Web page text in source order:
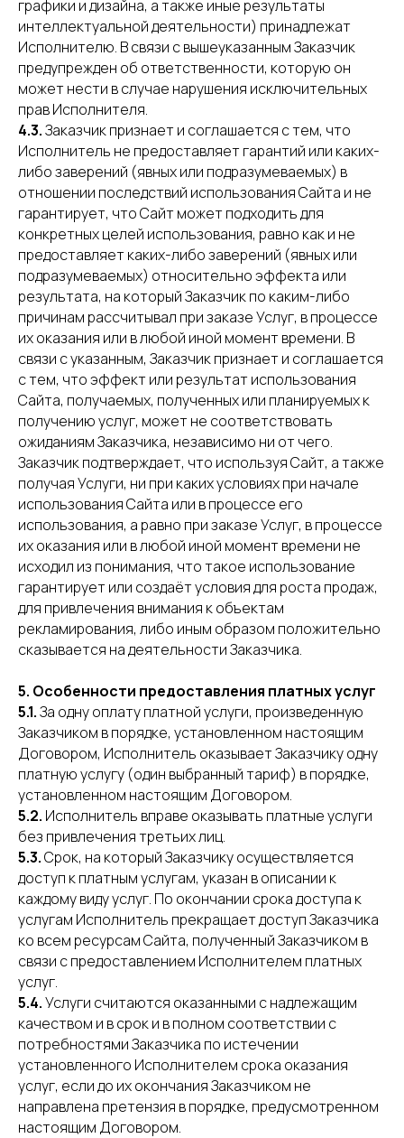
графики и дизайна, а также иные результаты
интеллектуальной деятельности) принадлежат
Исполнителю. В связи с вышеуказанным Заказчик
предупрежден об ответственности, которую он
может нести в случае нарушения исключительных
прав Исполнителя.
4.3.Заказчик признает и соглашается с тем, что
Исполнитель не предоставляет гарантий или каких-
либо заверений (явных или подразумеваемых) в
отношении последствий использования Сайта и не
гарантирует, что Сайт может подходить для
конкретных целей использования, равно как и не
предоставляет каких-либо заверений (явных или
подразумеваемых) относительно эффекта или
результата, на который Заказчик по каким-либо
причинам рассчитывал при заказе Услуг, в процессе
их оказания или в любой иной момент времени. В
связи с указанным, Заказчик признает и соглашается
с тем, что эффект или результат использования
Сайта, получаемых, полученных или планируемых к
получению услуг, может не соответствовать
ожиданиям Заказчика, независимо ни от чего.
Заказчик подтверждает, что используя Сайт, а также
получая Услуги, ни при каких условиях при начале
использования Сайта или в процессе его
использования, а равно при заказе Услуг, в процессе
их оказания или в любой иной момент времени не
исходил из понимания, что такое использование
гарантирует или создаёт условия для роста продаж,
для привлечения внимания к объектам
рекламирования, либо иным образом положительно
сказывается на деятельности Заказчика.
5. Особенности предоставления платных услуг
5.1.За одну оплату платной услуги, произведенную
Заказчиком в порядке, установленном настоящим
Договором, Исполнитель оказывает Заказчику одну
платную услугу (один выбранный тариф) в порядке,
установленном настоящим Договором.
5.2. Исполнитель вправе оказывать платные услуги
без привлечения третьих лиц.
5.3.Срок, на который Заказчику осуществляется
доступ к платным услугам, указан в описании к
каждому виду услуг. По окончании срока доступа к
услугам Исполнитель прекращает доступ Заказчика
ко всем ресурсам Сайта, полученный Заказчиком в
связи с предоставлением Исполнителем платных
услуг.
5.4.Услуги считаются оказанными с надлежащим
качеством и в срок и в полном соответствии с
потребностями Заказчика по истечении
установленного Исполнителем срока оказания
услуг, если до их окончания Заказчиком не
направлена претензия в порядке, предусмотренном
настоящим Договором.